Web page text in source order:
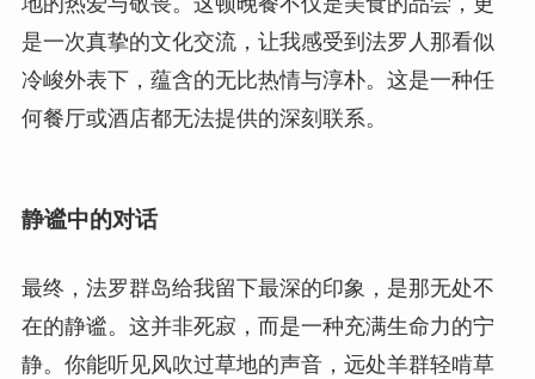
是一次真挚的文化交流，让我感受到法罗人那看似
冷峻外表下，蕴含的无比热情与淳朴。这是一种任
何餐厅或酒店都无法提供的深刻联系。
静谧中的对话
最终，法罗群岛给我留下最深的印象，是那无处不
在的静谧。这并非死寂，而是一种充满生命力的宁
静。你能听见风吹过草地的声音，远处羊群轻啃草